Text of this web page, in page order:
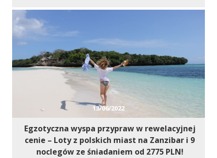
13/06/2022
Egzotyczna wyspa przypraw w rewelacyjnej
cenie – Loty z polskich miast na Zanzibar i 9
noclegów ze śniadaniem od 2775 PLN!